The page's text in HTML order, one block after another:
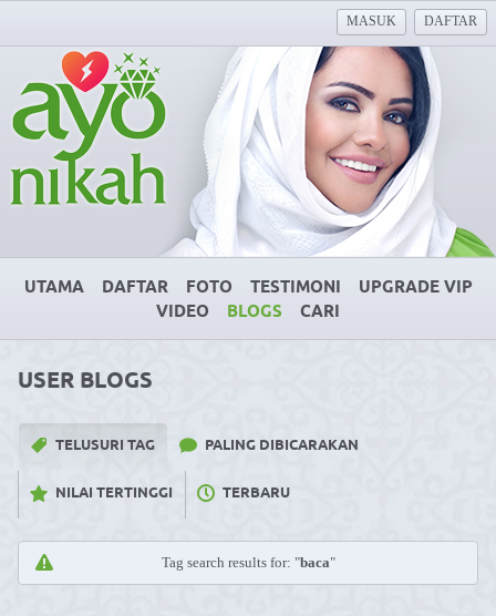
MASUK DAFTAR
UTAMA DAFTAR FOTO TESTIMONI
UPGRADE VIP
VIDEO
BLOGS CARI
USER BLOGS
TELUSURI TAG PALING DIBICARAKAN
NILAI TERTINGGI TERBARU
Tag search results for: "baca"